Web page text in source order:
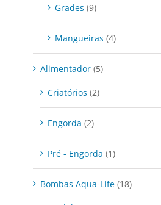
Grades (9)
Mangueiras (4)
Alimentador (5)
Criatórios (2)
Engorda (2)
Pré - Engorda (1)
Bombas Aqua-Life (18)